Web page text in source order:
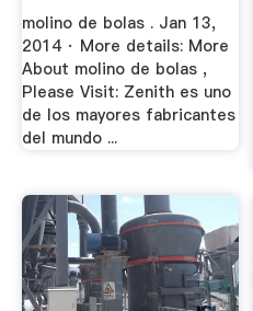
molino de bolas . Jan 13,
2014 · More details: More
About molino de bolas ,
Please Visit: Zenith es uno
de los mayores fabricantes
del mundo ...